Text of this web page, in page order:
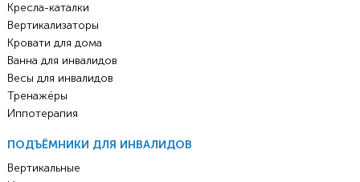
Кресла-каталки
Вертикализаторы
Кровати для дома
Ванна для инвалидов
Весы для инвалидов
Тренажёры
Иппотерапия
ПОДЪЁМНИКИ ДЛЯ ИНВАЛИДОВ
Вертикальные